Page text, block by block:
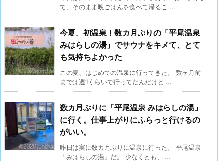
て、そのまま晩ごはんを食べて帰るこ ...
今夏、初温泉！数カ月ぶりの「平尾温泉
みはらしの湯」でサウナをキメて、とて
も気持ちよかった
この夏、はじめての温泉に行ってきた。 数ヶ月前
までは週1くらいで行ってたんだけど ...
数カ月ぶりに「平尾温泉 みはらしの湯」
に行く。仕事上がりにふらっと行けるの
がいい。
昨日は実に数カ月ぶりに温泉に行った。 平尾温泉
「みはらしの湯」だ。 少なくとも、 ...